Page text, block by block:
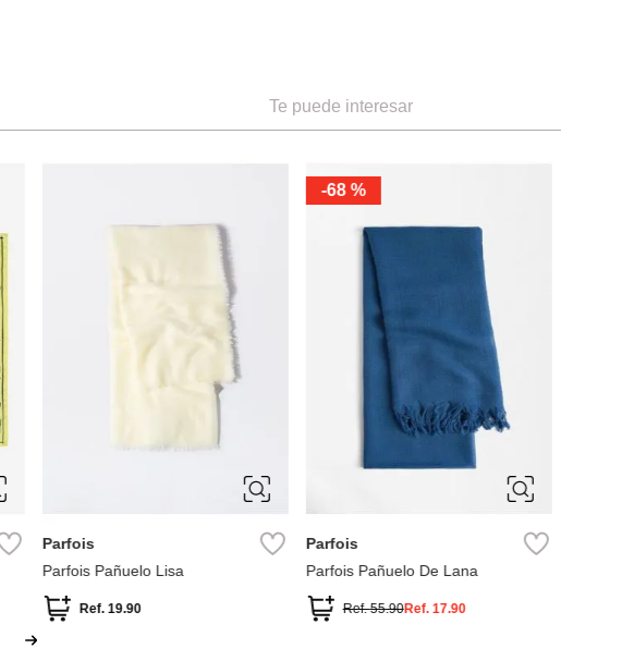
Te puede interesar
Parfois
Parfois Pañuelo Lisa
Ref. 19.90
-68 %
Parfois
Parfois Pañuelo De Lana
Ref.55.90Ref. 17.90